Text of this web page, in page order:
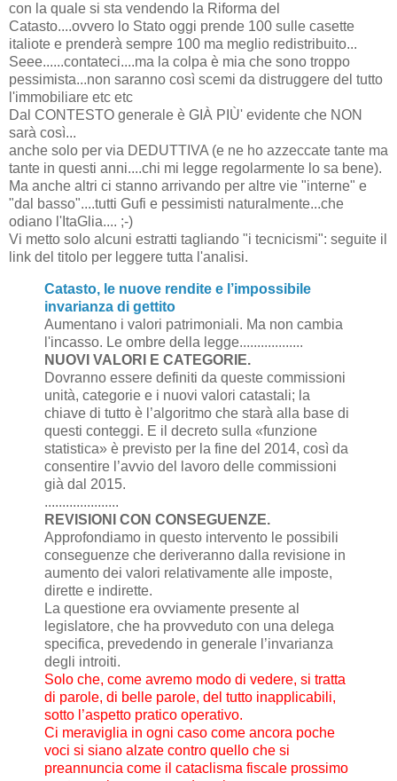
con la quale si sta vendendo la Riforma del
Catasto....ovvero lo Stato oggi prende 100 sulle casette
italiote e prenderà sempre 100 ma meglio redistribuito...
Seee......contateci....ma la colpa è mia che sono troppo
pessimista...non saranno così scemi da distruggere del tutto
l'immobiliare etc etc
Dal CONTESTO generale è GIÀ PIÙ' evidente che NON
sarà così...
anche solo per via DEDUTTIVA (e ne ho azzeccate tante ma
tante in questi anni....chi mi legge regolarmente lo sa bene).
Ma anche altri ci stanno arrivando per altre vie "interne" e
"dal basso"....tutti Gufi e pessimisti naturalmente...che
odiano l'ItaGlia.... ;-)
Vi metto solo alcuni estratti tagliando "i tecnicismi": seguite il
link del titolo per leggere tutta l'analisi.
Catasto, le nuove rendite e l’impossibile
invarianza di gettito
Aumentano i valori patrimoniali. Ma non cambia
l'incasso. Le ombre della legge..................
NUOVI VALORI E CATEGORIE.
Dovranno essere definiti da queste commissioni
unità, categorie e i nuovi valori catastali; la
chiave di tutto è l’algoritmo che starà alla base di
questi conteggi. E il decreto sulla «funzione
statistica» è previsto per la fine del 2014, così da
consentire l’avvio del lavoro delle commissioni
già dal 2015.
.....................
REVISIONI CON CONSEGUENZE.
Approfondiamo in questo intervento le possibili
conseguenze che deriveranno dalla revisione in
aumento dei valori relativamente alle imposte,
dirette e indirette.
La questione era ovviamente presente al
legislatore, che ha provveduto con una delega
specifica, prevedendo in generale l’invarianza
degli introiti.
Solo che, come avremo modo di vedere, si tratta
di parole, di belle parole, del tutto inapplicabili,
sotto l’aspetto pratico operativo.
Ci meraviglia in ogni caso come ancora poche
voci si siano alzate contro quello che si
preannuncia come il cataclisma fiscale prossimo